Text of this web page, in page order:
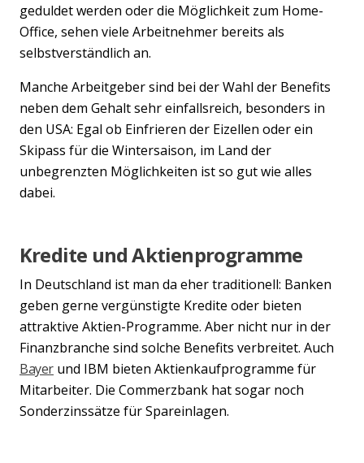
geduldet werden oder die Möglichkeit zum Home-
Office, sehen viele Arbeitnehmer bereits als
selbstverständlich an.
Manche Arbeitgeber sind bei der Wahl der Benefits
neben dem Gehalt sehr einfallsreich, besonders in
den USA: Egal ob Einfrieren der Eizellen oder ein
Skipass für die Wintersaison, im Land der
unbegrenzten Möglichkeiten ist so gut wie alles
dabei.
Kredite und Aktienprogramme
In Deutschland ist man da eher traditionell: Banken
geben gerne vergünstigte Kredite oder bieten
attraktive Aktien-Programme. Aber nicht nur in der
Finanzbranche sind solche Benefits verbreitet. Auch
Bayer und IBM bieten Aktienkaufprogramme für
Mitarbeiter. Die Commerzbank hat sogar noch
Sonderzinssätze für Spareinlagen.